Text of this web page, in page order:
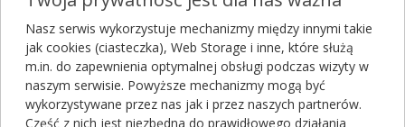
Lista produktów, zawierających Potasu cytrynian
Filtrowanie
Filtrowanie
Wyniki wyszukiwania(151)
Nasz serwis wykorzystuje mechanizmy między innymi takie
jak cookies (ciasteczka), Web Storage i inne, które służą
m.in. do zapewnienia optymalnej obsługi podczas wizyty w
naszym serwisie. Powyższe mechanizmy mogą być
wykorzystywane przez nas jak i przez naszych partnerów.
Część z nich jest niezbędna do prawidłowego działania